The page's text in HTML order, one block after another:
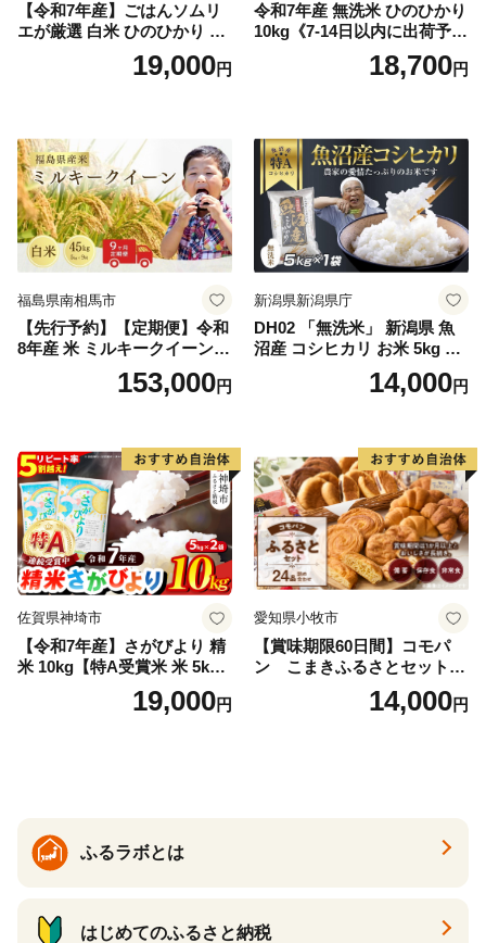
【令和7年産】ごはんソムリ
エが厳選 白米 ひのひかり 10
米 10kg 5kg×2 ひのひかり ブ
19,000円
令和7年産 無洗米 ひのひかり
10kg《7-14日以内に出荷予定
(土日祝除く)》コメ 米 無洗米
令和7年産 高レビュー｜人気
18,700円
福島県南相馬市
【先行予約】【定期便】令和
8年産 米 ミルキークイーン
白米 45kg (5kg×9回) | ミルキ
ークイーン 米5kg 福島 福島
福島県 南相馬市 cu006-ae
153,000円
新潟県新潟県庁
DH02 「無洗米」 新潟県 魚
沼産 コシヒカリ お米 5kg こ
しひかり 精米 米（お米の美
味しい炊き方ガイド付き）
14,000円
佐賀県神埼市
【令和7年産】さがびより 精
米 10kg【特A受賞米 米 5kg×
2袋 お米 コメ こめ 国産 美味
しい ブランド米 人気 ランキ
19,000円
愛知県小牧市
【賞味期限60日間】コモパ
ン こまきふるさとセット
（24個入り）／災害用備蓄
保存食 非常食 防災グッズに
14,000円
ふるラボとは
はじめてのふるさと納税